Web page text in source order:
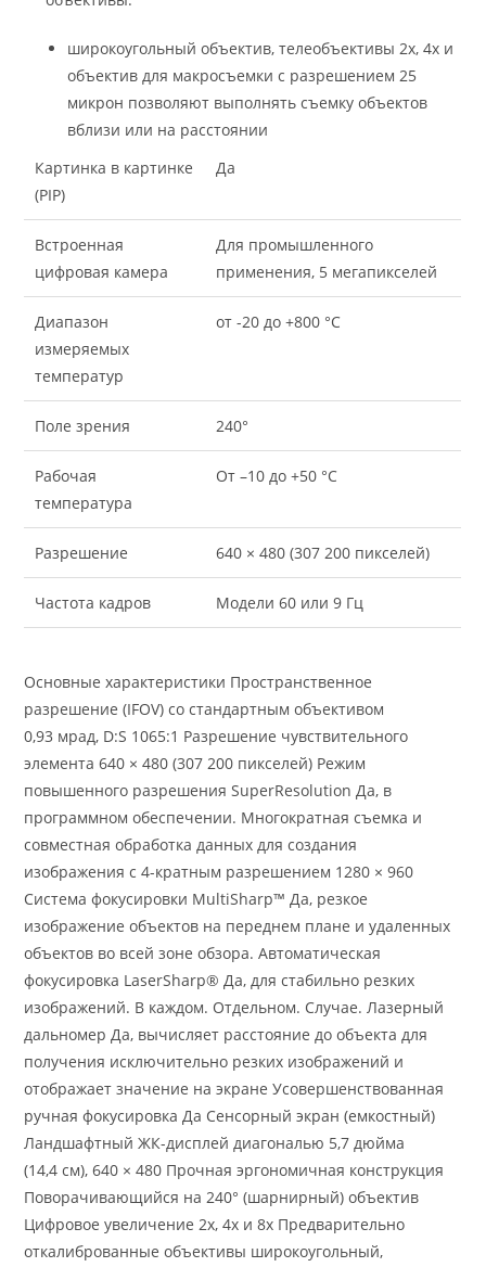
широкоугольный объектив, телеобъективы 2x, 4x и
объектив для макросъемки с разрешением 25
микрон позволяют выполнять съемку объектов
вблизи или на расстоянии
Картинка в картинке
(PIP)
Да
Встроенная
цифровая камера
Для промышленного
применения, 5 мегапикселей
Диапазон
измеряемых
температур
от -20 до +800 °C
Поле зрения 240°
Рабочая
температура
От –10 до +50 °C
Разрешение 640 × 480 (307 200 пикселей)
Частота кадров Модели 60 или 9 Гц
Основные характеристики Пространственное
разрешение (IFOV) со стандартным объективом
0,93 мрад, D:S 1065:1 Разрешение чувствительного
элемента 640 × 480 (307 200 пикселей) Режим
повышенного разрешения SuperResolution Да, в
программном обеспечении. Многократная съемка и
совместная обработка данных для создания
изображения с 4-кратным разрешением 1280 × 960
Система фокусировки MultiSharp™ Да, резкое
изображение объектов на переднем плане и удаленных
объектов во всей зоне обзора. Автоматическая
фокусировка LaserSharp® Да, для стабильно резких
изображений. В каждом. Отдельном. Случае. Лазерный
дальномер Да, вычисляет расстояние до объекта для
получения исключительно резких изображений и
отображает значение на экране Усовершенствованная
ручная фокусировка Да Сенсорный экран (емкостный)
Ландшафтный ЖК-дисплей диагональю 5,7 дюйма
(14,4 см), 640 × 480 Прочная эргономичная конструкция
Поворачивающийся на 240° (шарнирный) объектив
Цифровое увеличение 2x, 4x и 8x Предварительно
откалиброванные объективы широкоугольный,